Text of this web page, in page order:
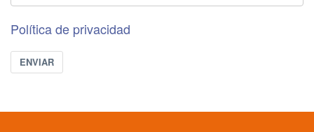
Política de privacidad
ENVIAR